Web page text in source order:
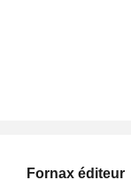
Fornax éditeur